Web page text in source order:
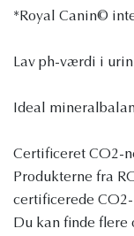
*Royal Canin©
Lav ph-værdi i urin
Ideal
Certificeret CO2-
Produkterne fra
certificerede CO2-
Du kan finde flere